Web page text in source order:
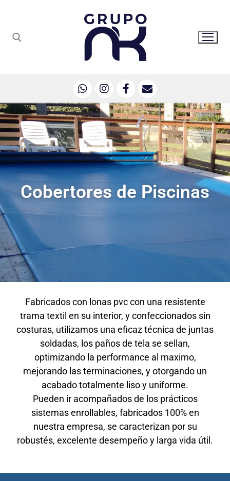
Cobertores de Piscinas
Fabricados con lonas pvc con una resistente
trama textil en su interior, y confeccionados sin
costuras, utilizamos una eficaz técnica de juntas
soldadas, los paños de tela se sellan,
optimizando la performance al maximo,
mejorando las terminaciones, y otorgando un
acabado totalmente liso y uniforme.
Pueden ir acompañados de los prácticos
sistemas enrollables, fabricados 100% en
nuestra empresa, se caracterizan por su
robustés, excelente desempeño y larga vida útil.